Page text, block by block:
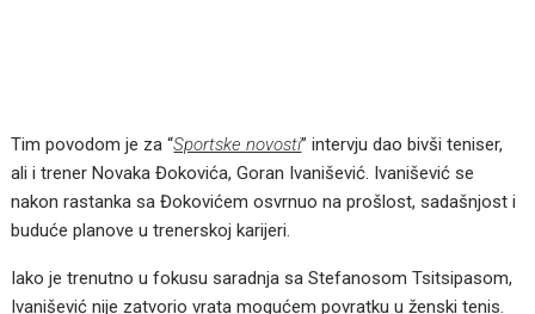
Tim povodom je za “Sportske novosti” intervju dao bivši teniser,
ali i trener Novaka Đokovića, Goran Ivanišević. Ivanišević se
nakon rastanka sa Đokovićem osvrnuo na prošlost, sadašnjost i
buduće planove u trenerskoj karijeri.
Iako je trenutno u fokusu saradnja sa Stefanosom Tsitsipasom,
Ivanišević nije zatvorio vrata mogućem povratku u ženski tenis.